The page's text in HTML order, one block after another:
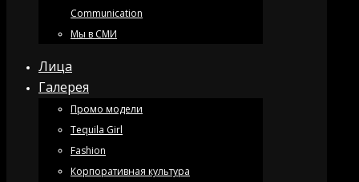
Communication
Мы в СМИ
Лица
Галерея
Промо модели
Tequila Girl
Fashion
Корпоративная культура